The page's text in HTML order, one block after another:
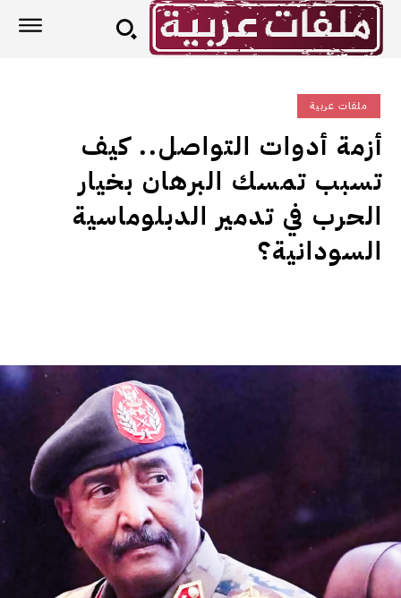
ملفات عربية
أزمة أدوات التواصل.. كيف
تسبب تمسك البرهان بخيار
الحرب في تدمير الدبلوماسية
السودانية؟